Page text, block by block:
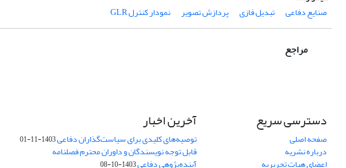
صنایع دفاعی
تبدیل فازی پردازش تصویر نمودار کنترل GLR
مراجع
دسترسی سریع
صفحه اصلی
درباره نشریه
اعضای هیات تحریریه
آخرین اخبار
توصیه‌های کلیدی برای سیاست‌گذاران دفاعی1403-11-01
قابل توجه نویسندگان و داوران محترم فصلنامه
آینده‌پژوهی دفاعی1403-10-08